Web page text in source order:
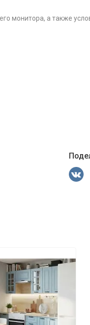
монитора, а также